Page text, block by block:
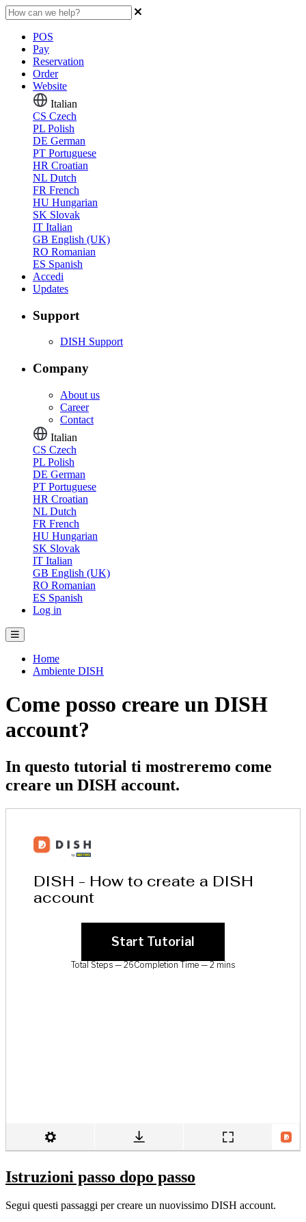
POS
Pay
Reservation
Order
Website
Italian
CS Czech
PL Polish
DE German
PT Portuguese
HR Croatian
NL Dutch
FR French
HU Hungarian
SK Slovak
IT Italian
GB English (UK)
RO Romanian
ES Spanish
Accedi
Updates
Support
DISH Support
Company
About us
Career
Contact
Italian
CS Czech
PL Polish
DE German
PT Portuguese
HR Croatian
NL Dutch
FR French
HU Hungarian
SK Slovak
IT Italian
GB English (UK)
RO Romanian
ES Spanish
Log in
Home
Ambiente DISH
Come posso creare un DISH
account?
In questo tutorial ti mostreremo come
creare un DISH account.
Istruzioni passo dopo passo
Segui questi passaggi per creare un nuovissimo DISH account.